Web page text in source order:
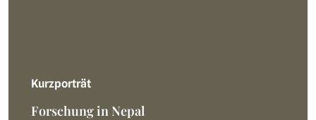
Kurzporträt
Forschung in Nepal